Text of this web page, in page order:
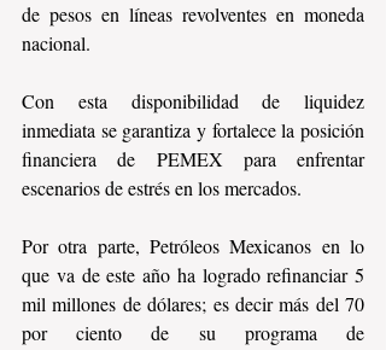
de pesos en líneas revolventes en moneda
nacional.
Con esta disponibilidad de liquidez
inmediata se garantiza y fortalece la posición
financiera de PEMEX para enfrentar
escenarios de estrés en los mercados.
Por otra parte, Petróleos Mexicanos en lo
que va de este año ha logrado refinanciar 5
mil millones de dólares; es decir más del 70
por ciento de su programa de